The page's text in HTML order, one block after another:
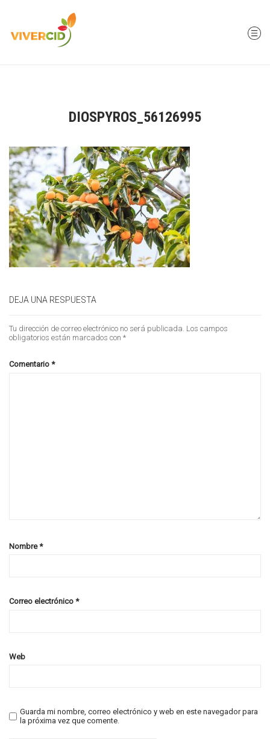
DIOSPYROS_56126995
DEJA UNA RESPUESTA
Tu dirección de correo electrónico no será publicada. Los campos
obligatorios están marcados con *
Comentario *
Nombre*
Correo electrónico *
Web
Guarda mi nombre, correo electrónico y web en este navegador para
la próxima vez que comente.